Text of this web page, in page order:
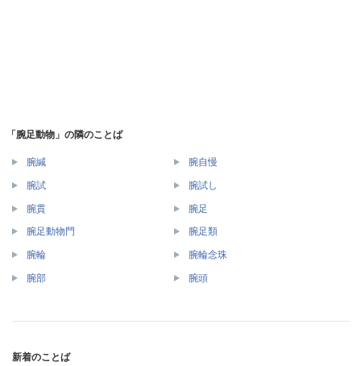
「腕足動物」の隣のことば
腕緘 腕自慢
腕試 腕試し
腕貫 腕足
腕足動物門 腕足類
腕輪 腕輪念珠
腕部 腕頭
新着のことば